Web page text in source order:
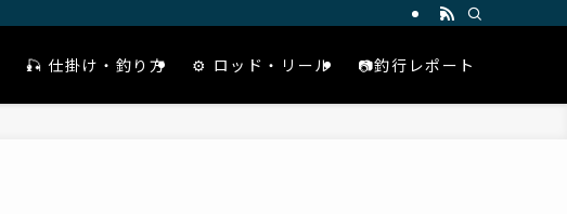
🎣 仕掛け・釣り方 ⚙️ ロッド・リール 📷釣行レポート